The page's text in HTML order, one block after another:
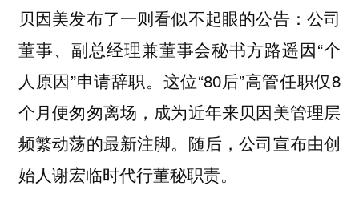
贝因美发布了一则看似不起眼的公告：公司
董事、副总经理兼董事会秘书方路遥因“个
人原因”申请辞职。这位“80后”高管任职仅8
个月便匆匆离场，成为近年来贝因美管理层
频繁动荡的最新注脚。随后，公司宣布由创
始人谢宏临时代行董秘职责。